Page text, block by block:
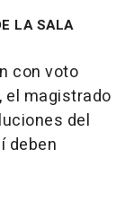
LA SALA
con voto
el magistrado
del
deben